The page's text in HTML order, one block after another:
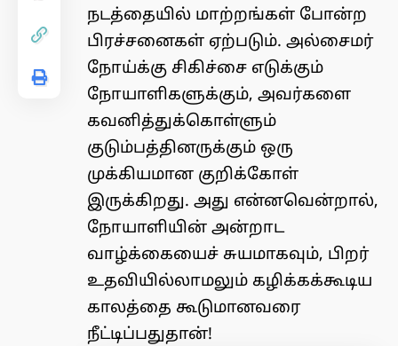
நடத்தையில் மாற்றங்கள் போன்ற
பிரச்சனைகள் ஏற்படும். அல்சைமர்
நோய்க்கு சிகிச்சை எடுக்கும்
நோயாளிகளுக்கும், அவர்களை
கவனித்துக்கொள்ளும்
குடும்பத்தினருக்கும் ஒரு
முக்கியமான குறிக்கோள்
இருக்கிறது. அது என்னவென்றால்,
நோயாளியின் அன்றாட
வாழ்க்கையைச் சுயமாகவும், பிறர்
உதவியில்லாமலும் கழிக்கக்கூடிய
காலத்தை கூடுமானவரை
நீட்டிப்பதுதான்!